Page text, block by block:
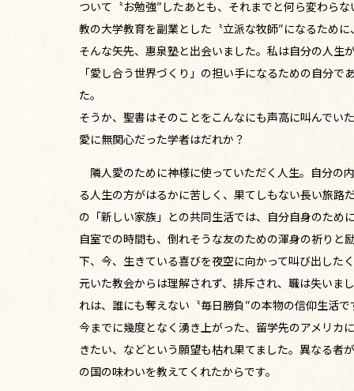
ついて〝お勉強″したあとも、それまでと何ら変わら
教の大学教育を副業とした〝立派な牧師″になるため
そんな矢先、惠泉塾と出会いました。私は自分の人生
「愛し合う世界づくり」の担い手になるための自分
た。
そうか、聖書はそのことをこんなにも声高に叫んでい
愛に無関心だった学者はだれか？
隣人愛のために神様に使っていただく人生。自分の
る人生の方がはるかに苦しく、果てしもない長い旅路
の「新しい家族」との共同生活では、自分自身のため
自室での時間も、倒れそうな友のための渾身の祈り
下、今、生きている喜びを夜空に向かって叫び出した
元いた教会からは理解されず、排斥され、職は失いま
れは、誰にも奪えない〝毎日勝負″の本物の信仰生活で
今までに幾度となく湧き上がった、留学先のアメリカ
きたい、などという願望も枯れ果てました。異なる者
の国の味わいを教えてくれたからです。